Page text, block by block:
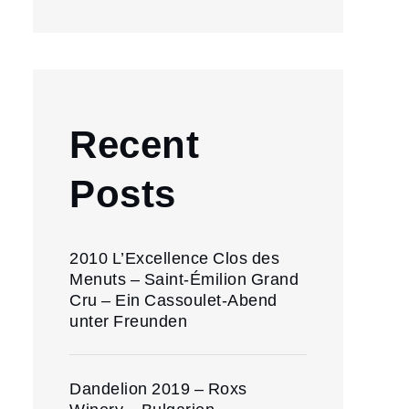
Recent
Posts
2010 L’Excellence Clos des
Menuts – Saint-Émilion Grand
Cru – Ein Cassoulet-Abend
unter Freunden
Dandelion 2019 – Roxs